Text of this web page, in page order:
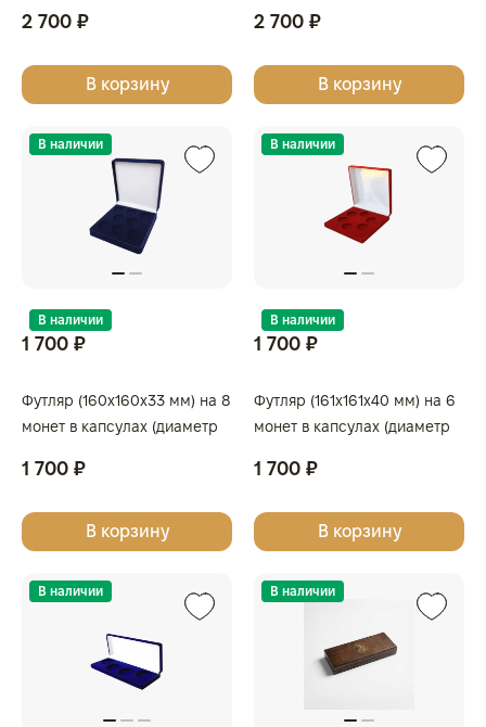
2 700 ₽
В корзину
бордовый
2 700 ₽
В корзину
В наличии
В наличии
1 700 ₽
Футляр (160x160x33 мм) на 8
монет в капсулах (диаметр
1 700 ₽
В корзину
В наличии
В наличии
1 700 ₽
Футляр (161x161x40 мм) на 6
монет в капсулах (диаметр
1 700 ₽
В корзину
В наличии В наличии